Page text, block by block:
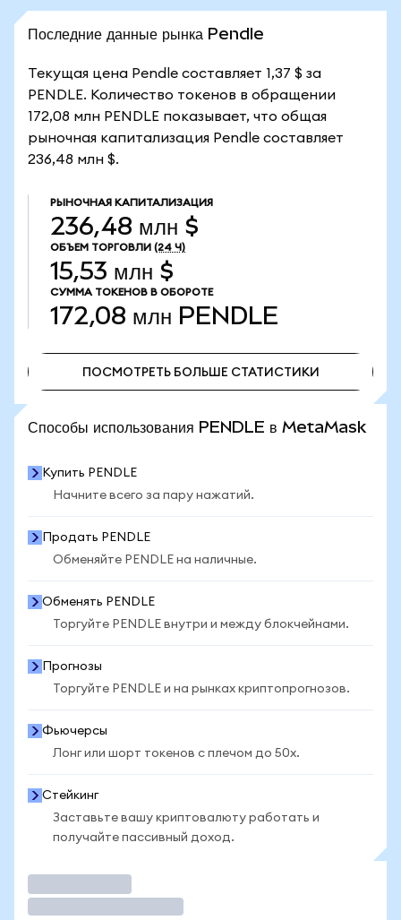
Последние данные рынка Pendle
Текущая цена Pendle составляет 1,37 $ за
PENDLE. Количество токенов в обращении
172,08 млн PENDLE показывает, что общая
рыночная капитализация Pendle составляет
236,48 млн $.
РЫНОЧНАЯ КАПИТАЛИЗАЦИЯ
236,48 млн $
ОБЪЕМ ТОРГОВЛИ (24 Ч)
15,53 млн $
СУММА ТОКЕНОВ В ОБОРОТЕ
172,08 млн PENDLE
ПОСМОТРЕТЬ БОЛЬШЕ СТАТИСТИКИ
Способы использования PENDLE в MetaMask
Купить PENDLE
Начните всего за пару нажатий.
Продать PENDLE
Обменяйте PENDLE на наличные.
Обменять PENDLE
Торгуйте PENDLE внутри и между блокчейнами.
Прогнозы
Торгуйте PENDLE и на рынках криптопрогнозов.
Фьючерсы
Лонг или шорт токенов с плечом до 50x.
Стейкинг
Заставьте вашу криптовалюту работать и
получайте пассивный доход.